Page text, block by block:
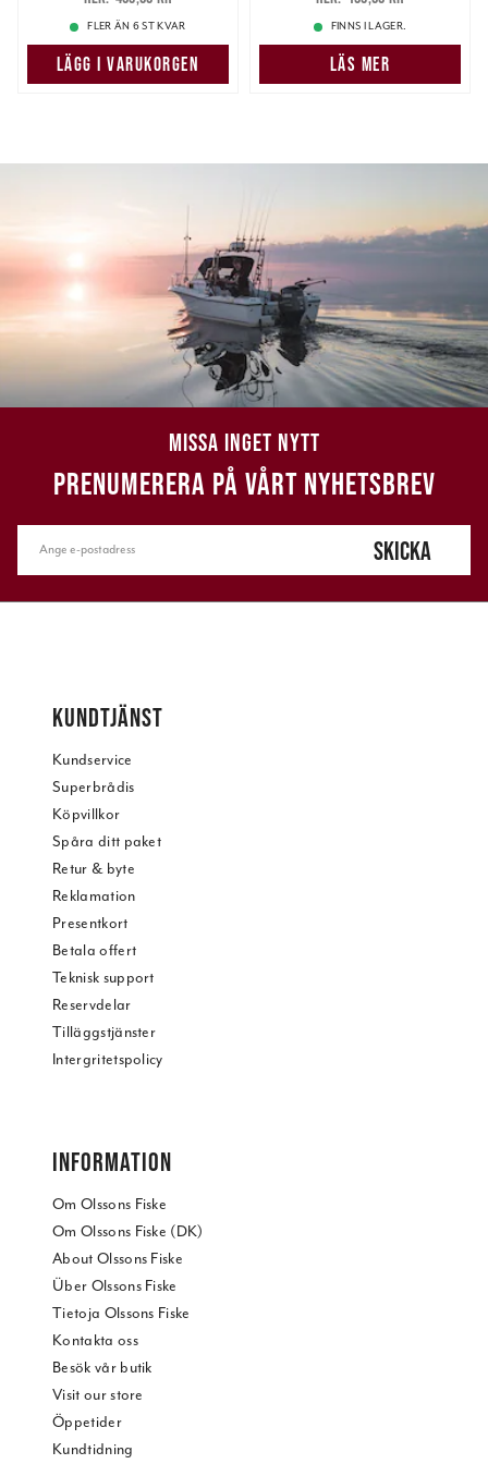
FLER ÄN 6 ST KVAR
LÄGG I VARUKORGEN
FINNS I LAGER.
LÄS MER
MISSA INGET NYTT
PRENUMERERA PÅ VÅRT NYHETSBREV
SKICKA
KUNDTJÄNST
Kundservice
Superbrådis
Köpvillkor
Spåra ditt paket
Retur & byte
Reklamation
Presentkort
Betala offert
Teknisk support
Reservdelar
Tilläggstjänster
Intergritetspolicy
INFORMATION
Om Olssons Fiske
Om Olssons Fiske (DK)
About Olssons Fiske
Über Olssons Fiske
Tietoja Olssons Fiske
Kontakta oss
Besök vår butik
Visit our store
Öppetider
Kundtidning